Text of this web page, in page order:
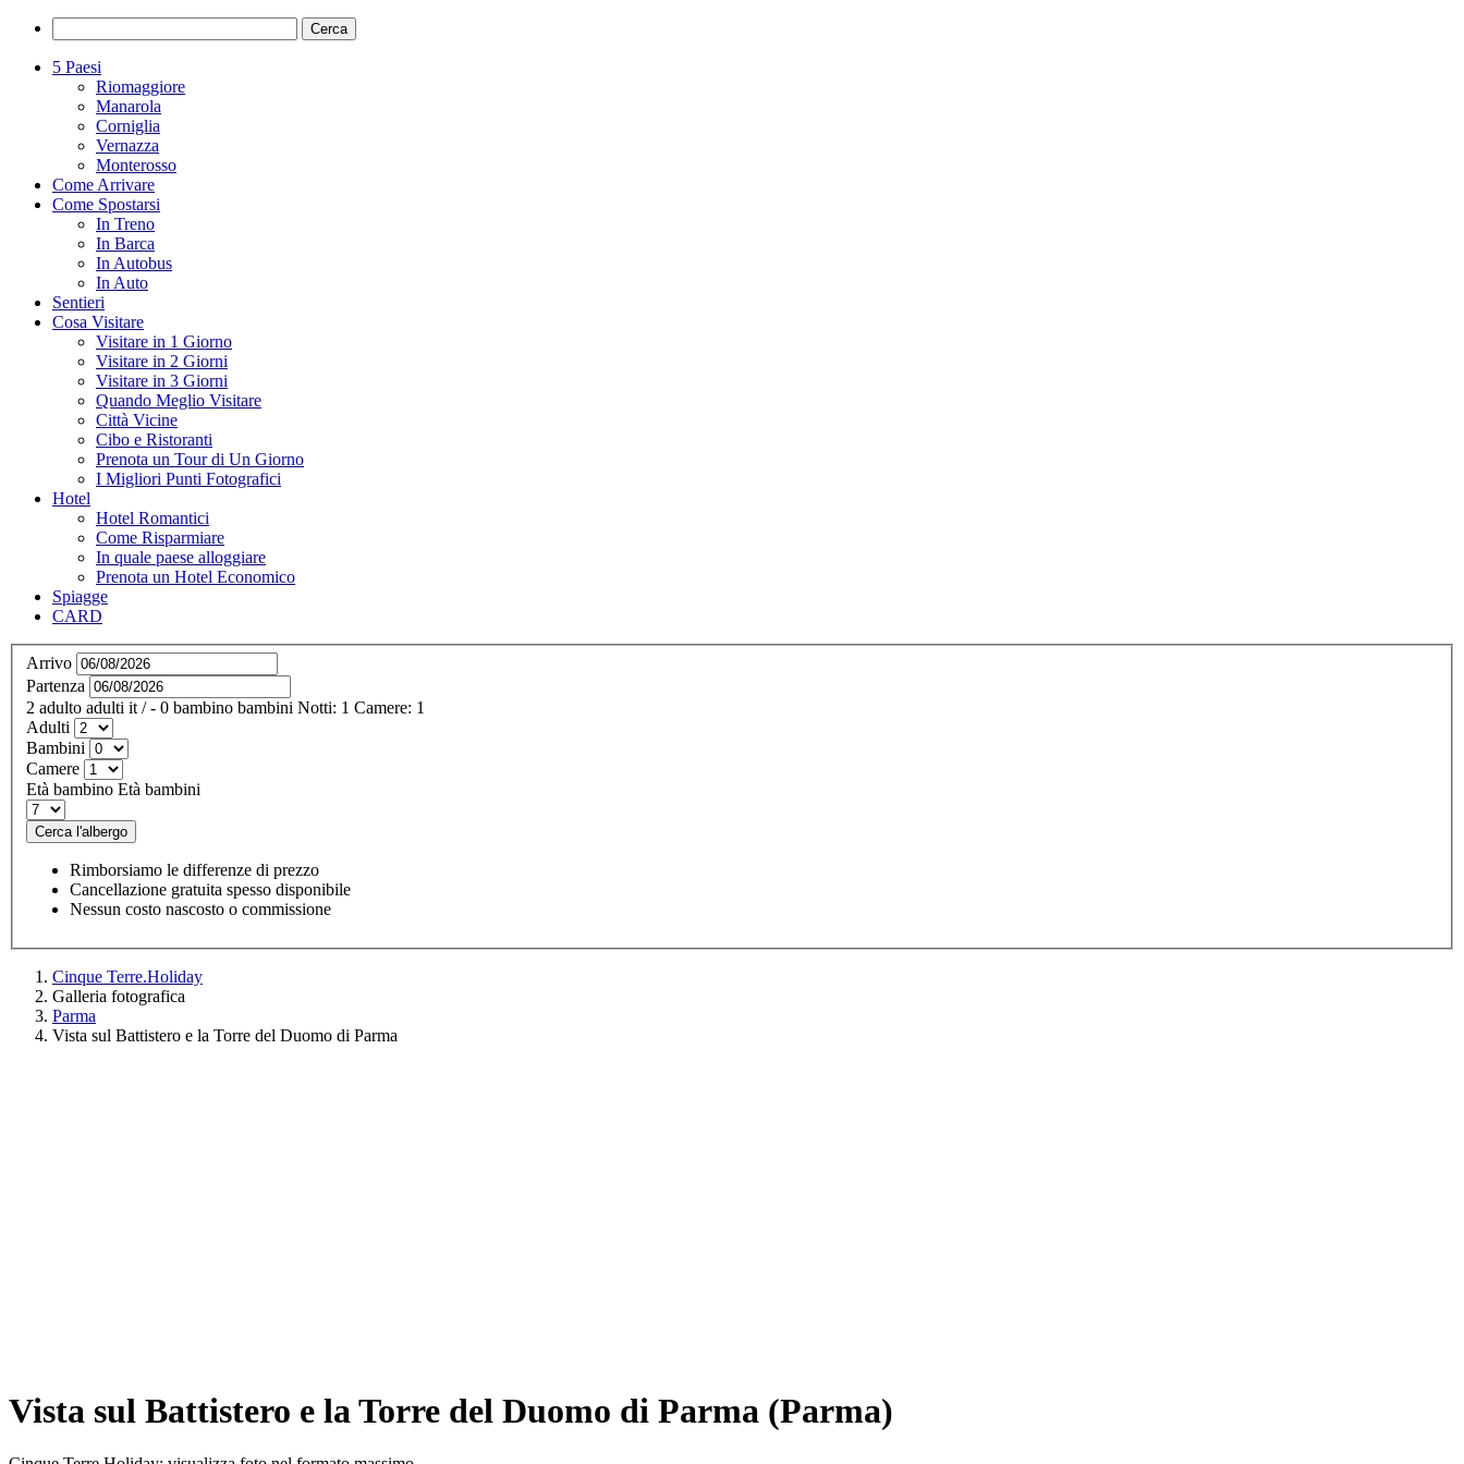
5 Paesi
Riomaggiore
Manarola
Corniglia
Vernazza
Monterosso
Come Arrivare
Come Spostarsi
In Treno
In Barca
In Autobus
In Auto
Sentieri
Cosa Visitare
Visitare in 1 Giorno
Visitare in 2 Giorni
Visitare in 3 Giorni
Quando Meglio Visitare
Città Vicine
Cibo e Ristoranti
Prenota un Tour di Un Giorno
I Migliori Punti Fotografici
Hotel
Hotel Romantici
Come Risparmiare
In quale paese alloggiare
Prenota un Hotel Economico
Spiagge
CARD
Arrivo
Partenza
2 adulto adulti it / - 0 bambino bambini Notti: 1 Camere: 1
Adulti
Bambini
Camere
Età bambino Età bambini
Cerca l'albergo
Rimborsiamo le differenze di prezzo
Cancellazione gratuita spesso disponibile
Nessun costo nascosto o commissione
Cinque Terre.Holiday
Galleria fotografica
Parma
Vista sul Battistero e la Torre del Duomo di Parma
Vista sul Battistero e la Torre del Duomo di Parma (Parma)